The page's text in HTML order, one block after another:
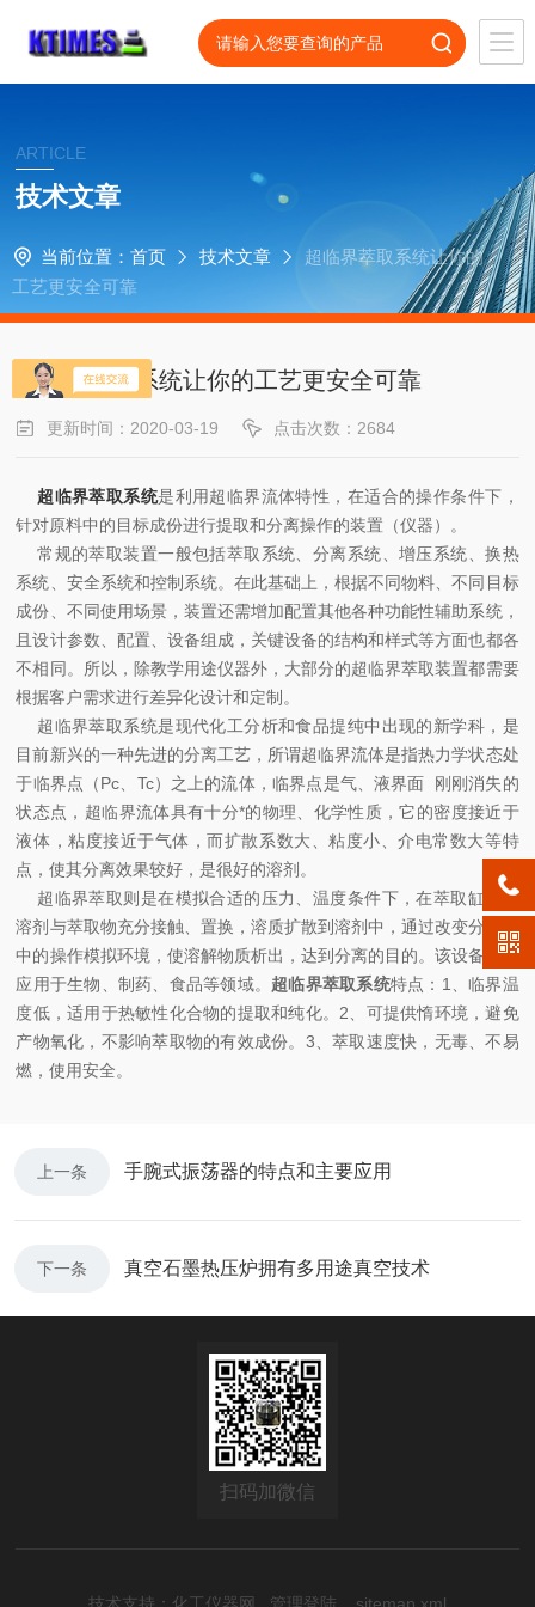
ARTICLE
技术文章
当前位置： 首页 技术文章
超临界萃取系统让你的
工艺更安全可靠
超临界萃取系统让你的工艺更安全可靠
更新时间：2020-03-19 点击次数：2684
超临界萃取系统是利用超临界流体特性，在适合的操作条件下，
针对原料中的目标成份进行提取和分离操作的装置（仪器）。
常规的萃取装置一般包括萃取系统、分离系统、增压系统、换热
系统、安全系统和控制系统。在此基础上，根据不同物料、不同目标
成份、不同使用场景，装置还需增加配置其他各种功能性辅助系统，
且设计参数、配置、设备组成，关键设备的结构和样式等方面也都各
不相同。所以，除教学用途仪器外，大部分的超临界萃取装置都需要
根据客户需求进行差异化设计和定制。
超临界萃取系统是现代化工分析和食品提纯中出现的新学科，是
目前新兴的一种先进的分离工艺，所谓超临界流体是指热力学状态处
于临界点（Pc、Tc）之上的流体，临界点是气、液界面 刚刚消失的
状态点，超临界流体具有十分*的物理、化学性质，它的密度接近于
液体，粘度接近于气体，而扩散系数大、粘度小、介电常数大等特
点，使其分离效果较好，是很好的溶剂。
超临界萃取则是在模拟合适的压力、温度条件下，在萃取缸中使
溶剂与萃取物充分接触、置换，溶质扩散到溶剂中，通过改变分离器
中的操作模拟环境，使溶解物质析出，达到分离的目的。该设备广泛
应用于生物、制药、食品等领域。 超临界萃取系统特点：1、临界温
度低，适用于热敏性化合物的提取和纯化。2、可提供惰环境，避免
产物氧化，不影响萃取物的有效成份。3、萃取速度快，无毒、不易
燃，使用安全。
上一条 手腕式振荡器的特点和主要应用
下一条 真空石墨热压炉拥有多用途真空技术
扫码加微信